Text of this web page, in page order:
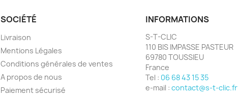
SOCIÉTÉ
Livraison
Mentions Légales
Conditions générales de ventes
A propos de nous
Paiement sécurisé
INFORMATIONS
S-T-CLIC
110 BIS IMPASSE PASTEUR
69780 TOUSSIEU
France
Tel : 06 68 43 15 35
e-mail : contact@s-t-clic.fr